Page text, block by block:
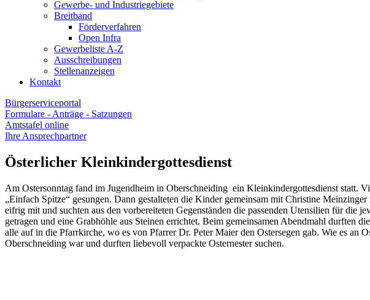
Gewerbe- und Industriegebiete
Breitband
Förderverfahren
Open Infra
Gewerbeliste A-Z
Ausschreibungen
Stellenanzeigen
Kontakt
Bürgerserviceportal
Formulare - Anträge - Satzungen
Amtstafel online
Ihre Ansprechpartner
Österlicher Kleinkindergottesdienst
Am Ostersonntag fand im Jugendheim in Oberschneiding ein Kleinkindergottesdienst statt.
„Einfach Spitze“ gesungen. Dann gestalteten die Kinder gemeinsam mit Christine
eifrig mit und suchten aus den vorbereiteten Gegenständen die passenden Utensilien für die
getragen und eine Grabhöhle aus Steinen errichtet. Beim gemeinsamen Abendmahl durften
alle auf in die Pfarrkirche, wo es von Pfarrer Dr. Peter Maier den Ostersegen gab. Wie es an
Oberschneiding war und durften liebevoll verpackte Osternester suchen.